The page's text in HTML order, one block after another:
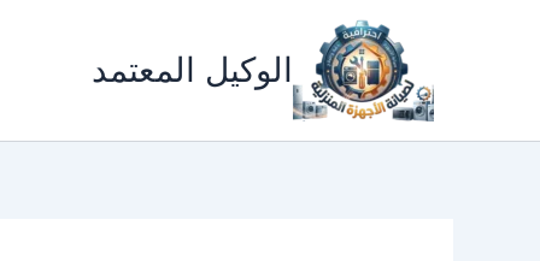
الوكيل المعتمد